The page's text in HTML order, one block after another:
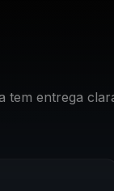
tem entrega